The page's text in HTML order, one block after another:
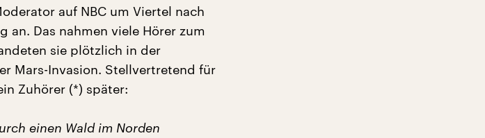
auf NBC um Viertel nach
an. Das nahmen viele Hörer zum
sie plötzlich in der
Mars-Invasion. Stellvertretend für
Zuhörer (*) später:
einen Wald im Norden